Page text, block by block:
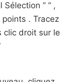
” “ ,
. Tracez
clic droit sur le